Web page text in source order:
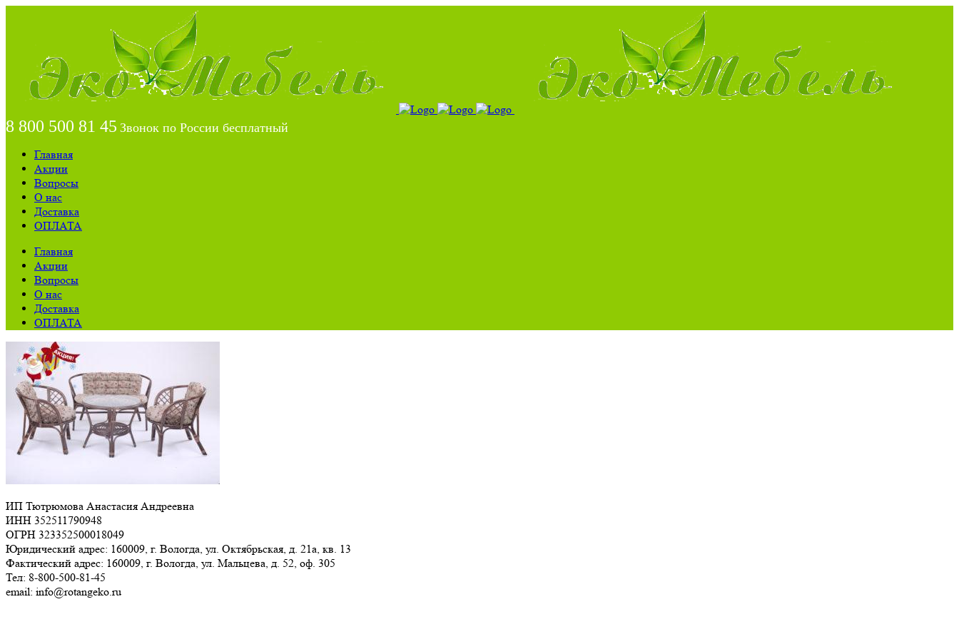
8 800 500 81 45 Звонок по России бесплатный
Главная
Акции
Вопросы
О нас
Доставка
ОПЛАТА
Главная
Акции
Вопросы
О нас
Доставка
ОПЛАТА
ИП Тютрюмова Анастасия Андреевна
ИНН 352511790948
ОГРН 323352500018049
Юридический адрес: 160009, г. Вологда, ул. Октябрьская, д. 21а, кв. 13
Фактический адрес: 160009, г. Вологда, ул. Мальцева, д. 52, оф. 305
Тел: 8-800-500-81-45
email: info@rotangeko.ru